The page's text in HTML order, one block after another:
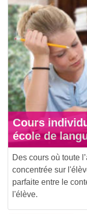
Cours
école de
Des cours où toute
concentrée sur
parfaite entre le
l'élève.